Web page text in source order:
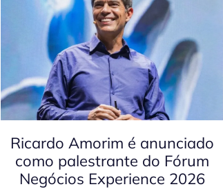
Ricardo Amorim é anunciado
como palestrante do Fórum
Negócios Experience 2026